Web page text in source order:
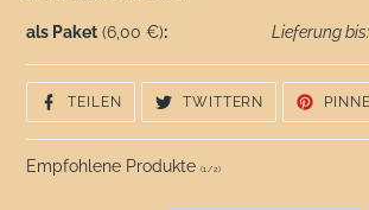
als Paket (6,00 €): Lieferung
TEILENAUF
FACEBOOK
TEILEN
TWITTERN
TWITTER
TWITTERN
Empfohlene Produkte (1/2)